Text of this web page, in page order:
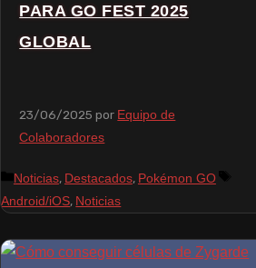
PARA GO FEST 2025
GLOBAL
23/06/2025 por Equipo de
Colaboradores
Noticias, Destacados, Pokémon GO
Android/iOS, Noticias